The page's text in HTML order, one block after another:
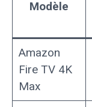
Modèle
Amazon
Fire TV 4K
Max